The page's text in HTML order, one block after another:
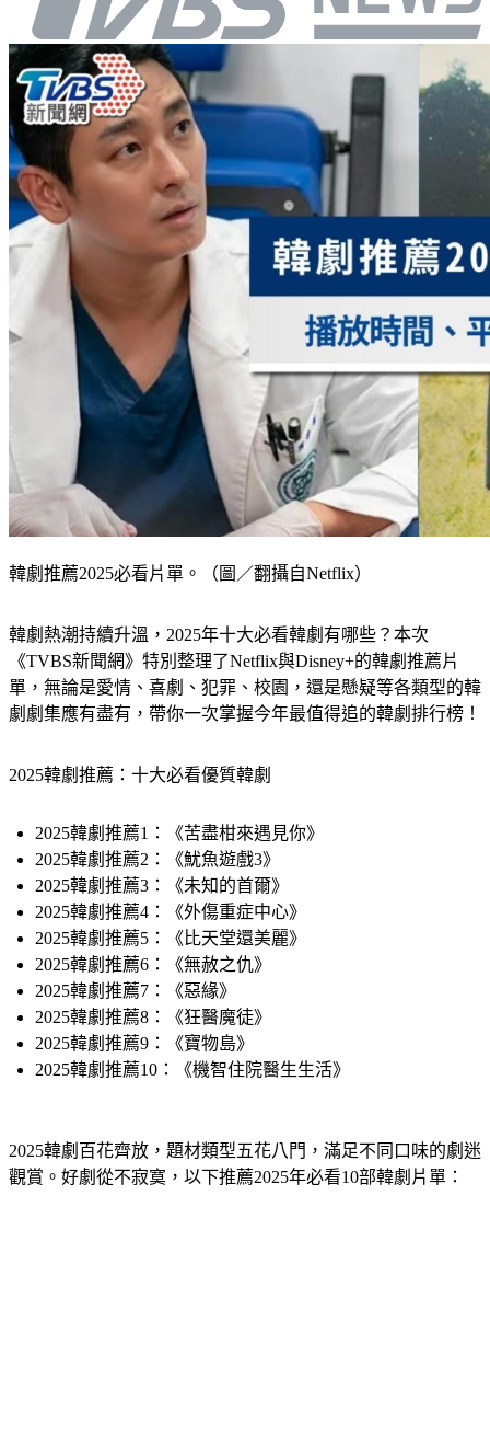
韓劇推薦2025必看片單。（圖／翻攝自Netflix）
韓劇熱潮持續升溫，2025年十大必看韓劇有哪些？本次
《TVBS新聞網》特別整理了Netflix與Disney+的韓劇推薦片
單，無論是愛情、喜劇、犯罪、校園，還是懸疑等各類型的韓
劇劇集應有盡有，帶你一次掌握今年最值得追的韓劇排行榜！
2025韓劇推薦：十大必看優質韓劇
2025韓劇推薦1：《苦盡柑來遇見你》
2025韓劇推薦2：《魷魚遊戲3》
2025韓劇推薦3：《未知的首爾》
2025韓劇推薦4：《外傷重症中心》
2025韓劇推薦5：《比天堂還美麗》
2025韓劇推薦6：《無赦之仇》
2025韓劇推薦7：《惡緣》
2025韓劇推薦8：《狂醫魔徒》
2025韓劇推薦9：《寶物島》
2025韓劇推薦10：《機智住院醫生生活》
2025韓劇百花齊放，題材類型五花八門，滿足不同口味的劇迷
觀賞。好劇從不寂寞，以下推薦2025年必看10部韓劇片單：